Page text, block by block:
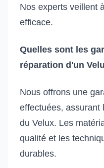
Nos experts veillent
efficace.
Quelles sont les
réparation d'un
Nous offrons une
effectuées, assurant
du Velux. Les
qualité et les
durables.